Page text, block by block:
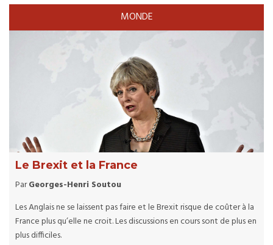
MONDE
Le Brexit et la France
ParGeorges-Henri Soutou
Les Anglais ne se laissent pas faire et le Brexit risque de coûter à la
France plus qu’elle ne croit. Les discussions en cours sont de plus en
plus difficiles.